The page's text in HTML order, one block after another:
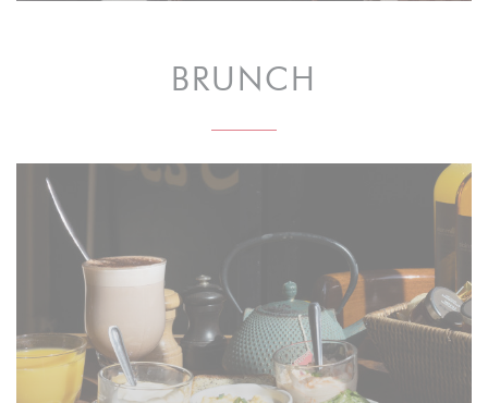
BRUNCH